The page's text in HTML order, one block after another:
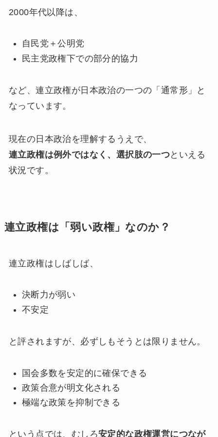
2000年代以降は、
自民党＋公明党
民主党政権下での部分的協力
など、連立政権が日本政治の一つの「通常形」と
なっています。
現在の日本政治を理解するうえで、
連立政権は例外ではなく、選択肢の一つといえる
状況です。
連立政権は「弱い政権」なのか？
連立政権はしばしば、
決断力が弱い
不安定
と評されますが、必ずしもそうとは限りません。
国会多数を安定的に確保できる
政策合意が明文化される
極端な政策を抑制できる
という点では、むしろ安定的な政権運営につなが